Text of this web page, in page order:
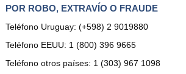
POR ROBO, EXTRAVÍO O FRAUDE
Teléfono Uruguay: (+598) 2 9019880
Teléfono EEUU: 1 (800) 396 9665
Teléfono otros países: 1 (303) 967 1098